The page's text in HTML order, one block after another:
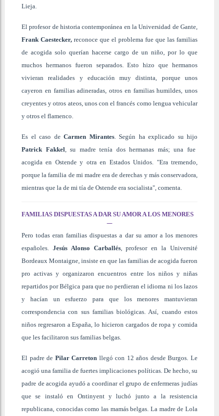
Lieja.
El profesor de historia contemporánea en la Universidad de Gante,
Frank Caestecker, reconoce que el problema fue que las familias
de acogida solo querían hacerse cargo de un niño, por lo que
muchos hermanos fueron separados. Esto hizo que hermanos
vivieran realidades y educación muy distinta, porque unos
cayeron en familias adineradas, otros en familias humildes, unos
creyentes y otros ateos, unos con el francés como lengua vehicular
y otros el flamenco.
Es el caso de Carmen Mirantes. Según ha explicado su hijo
Patrick Fakkel , su madre tenía dos hermanas más; una fue
acogida en Ostende y otra en Estados Unidos. "Era tremendo,
porque la familia de mi madre era de derechas y más conservadora,
mientras que la de mi tía de Ostende era socialista", comenta.
FAMILIAS DISPUESTAS A DAR SU AMOR A LOS MENORES
Pero todas eran familias dispuestas a dar su amor a los menores
españoles. Jesús Alonso Carballés, profesor en la Université
Bordeaux Montaigne, insiste en que las familias de acogida fueron
pro activas y organizaron encuentros entre los niños y niñas
repartidos por Bélgica para que no perdieran el idioma ni los lazos
y hacían un esfuerzo para que los menores mantuvieran
correspondencia con sus familias biológicas. Así, cuando estos
niños regresaron a España, lo hicieron cargados de ropa y comida
que les facilitaron sus familias belgas.
El padre de Pilar Carreton llegó con 12 años desde Burgos. Le
acogió una familia de fuertes implicaciones políticas. De hecho, su
padre de acogida ayudó a coordinar el grupo de enfermeras judías
que se instaló en Ontinyent y luchó junto a la resistencia
republicana, conocidas como las mamás belgas. La madre de Lola